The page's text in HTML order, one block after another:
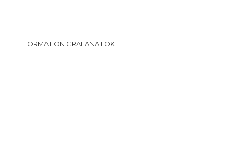
FORMATION GRAFANA LOKI